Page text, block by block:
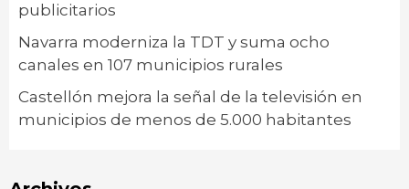
publicitarios
Navarra moderniza la TDT y suma ocho
canales en 107 municipios rurales
Castellón mejora la señal de la televisión en
municipios de menos de 5.000 habitantes